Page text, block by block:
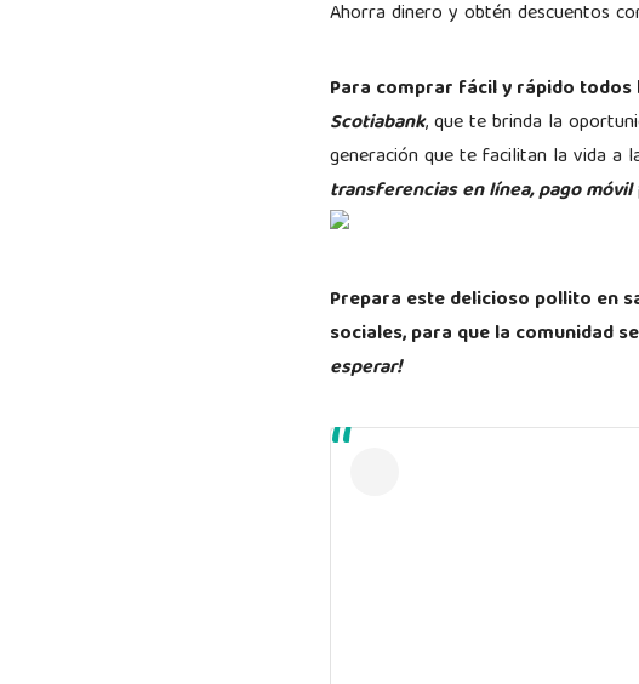
Ahorra dinero y obtén descuentos
Para comprar fácil y rápido
Scotiabank, que te brinda la
generación que te facilitan la vida a
transferencias en línea, pago móvil¡
Prepara este delicioso pollito en
sociales, para que la comunidad
esperar!